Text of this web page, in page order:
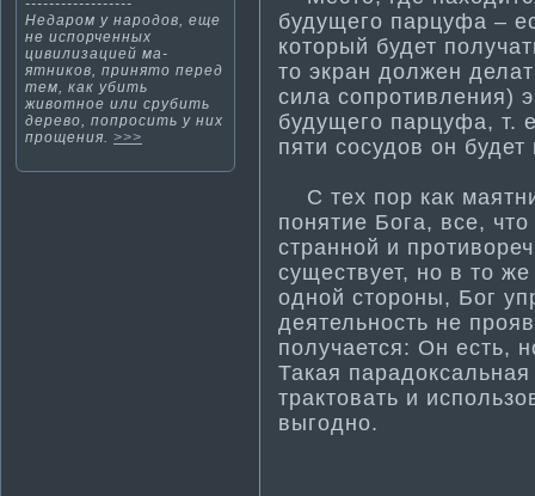
------------------
Недаром у народов, еще
не испорченных
цивилизацией ма­
ятников, принято перед
тем, как убить
животное или срубить
дерево, попросить у них
прощения. >>>
будущего парцуфа –
который будет
то экран должен
сила сопроти­вления)
будущего парцуфа, т.
пяти­ сосудов он будет
С тех пор как
поняти­е Бога, все,
странной и
существует, но в то
одной стороны, Бог
деятельность не
получается: Он есть,
Такая
трактовать и
выгодно.